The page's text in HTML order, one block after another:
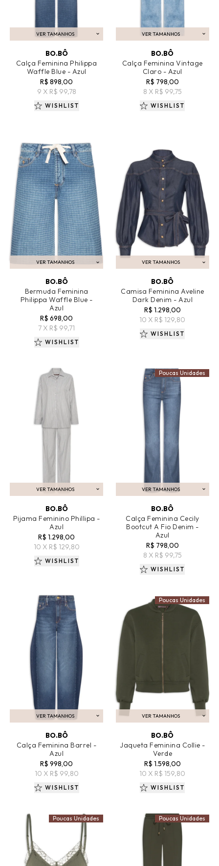
VER TAMANHOS
ADICIONAR AO CARRINHO
BO.BÔ
Calça Feminina Philippa
Waffle Blue - Azul
R$ 898,00
9 X R$ 99,78
WISHLIST
VER TAMANHOS
ADICIONAR AO CARRINHO
BO.BÔ
Calça Feminina Vintage
Claro - Azul
R$ 798,00
8 X R$ 99,75
WISHLIST
VER TAMANHOS
ADICIONAR AO CARRINHO
BO.BÔ
Bermuda Feminina
Philippa Waffle Blue -
Azul
R$ 698,00
7 X R$ 99,71
WISHLIST
VER TAMANHOS
ADICIONAR AO CARRINHO
BO.BÔ
Camisa Feminina Aveline
Dark Denim - Azul
R$ 1.298,00
10 X R$ 129,80
WISHLIST
VER TAMANHOS
ADICIONAR AO CARRINHO
BO.BÔ
Pijama Feminino Phillipa -
Azul
R$ 1.298,00
10 X R$ 129,80
WISHLIST
VER TAMANHOS
ADICIONAR AO CARRINHO
BO.BÔ
Calça Feminina Cecily
Bootcut A Fio Denim -
Azul
R$ 798,00
8 X R$ 99,75
Poucas Unidades
WISHLIST
VER TAMANHOS
ADICIONAR AO CARRINHO
BO.BÔ
Calça Feminina Barrel -
Azul
R$ 998,00
10 X R$ 99,80
WISHLIST
VER TAMANHOS
ADICIONAR AO CARRINHO
BO.BÔ
Jaqueta Feminina Collie -
Verde
R$ 1.598,00
10 X R$ 159,80
Poucas Unidades
WISHLIST
Poucas Unidades Poucas Unidades